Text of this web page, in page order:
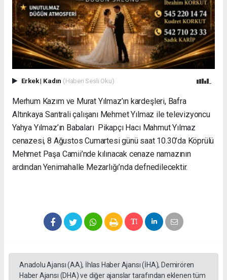
Erkek| Kadın (Haberi Sesli Oku)
Merhum Kazım ve Murat Yılmaz’ın kardeşleri, Bafra
Altınkaya Santrali çalışanı Mehmet Yılmaz ile televizyoncu
Yahya Yılmaz’ın Babaları Pikapçı Hacı Mahmut Yılmaz
cenazesi, 8 Ağustos Cumartesi günü saat 10.30’da Köprülü
Mehmet Paşa Camii’nde kılınacak cenaze namazının
ardından Yenimahalle Mezarlığı’nda defnedilecektir.
Anadolu Ajansı (AA), İhlas Haber Ajansı (İHA), Demirören
Haber Ajansı (DHA) ve diğer ajanslar tarafından eklenen tüm